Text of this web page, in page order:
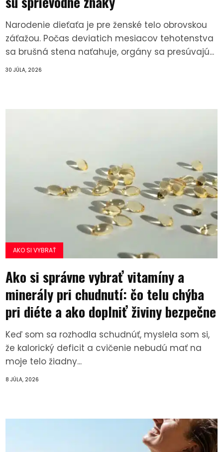
Narodenie dieťaťa je pre ženské telo obrovskou
záťažou. Počas deviatich mesiacov tehotenstva
sa brušná stena naťahuje, orgány sa presúvajú...
30 JÚLA, 2026
AKO SI VYBRAŤ
Ako si správne vybrať vitamíny a
minerály pri chudnutí: čo telu chýba
pri diéte a ako doplniť živiny bezpečne
Keď som sa rozhodla schudnúť, myslela som si,
že kalorický deficit a cvičenie nebudú mať na
moje telo žiadny...
8 JÚLA, 2026